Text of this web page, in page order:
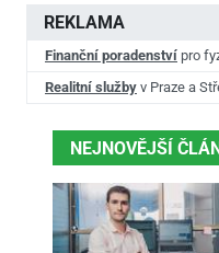
REKLAMA
Finanční poradenství pro
Realitní služby v Praze a
NEJNOVĚJŠÍ